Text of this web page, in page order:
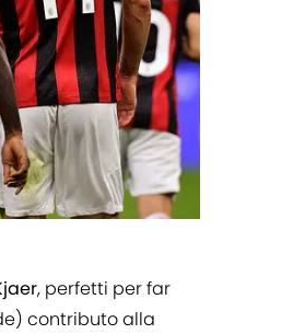
, perfetti per far
contributo alla